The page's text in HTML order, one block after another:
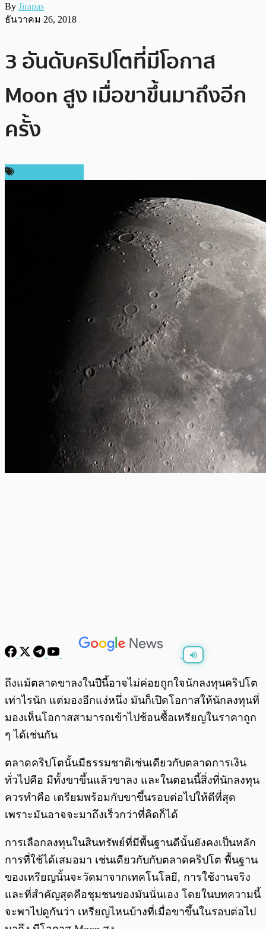
By Jirapas
ธันวาคม 26, 2018
3 อันดับคริปโตที่มีโอกาส
Moon สูง เมื่อขาขึ้นมาถึงอีก
ครั้ง
0:00
ถึงแม้ตลาดขาลงในปีนี้อาจไม่ค่อยถูกใจนักลงทุนคริปโต
เท่าไรนัก แต่มองอีกแง่หนึ่ง มันก็เปิดโอกาสให้นักลงทุนที่
มองเห็นโอกาสสามารถเข้าไปช้อนซื้อเหรียญในราคาถูก
ๆ ได้เช่นกัน
ตลาดคริปโตนั้นมีธรรมชาติเช่นเดียวกับตลาดการเงิน
ทั่วไปคือ มีทั้งขาขึ้นแล้วขาลง และในตอนนี้สิ่งที่นักลงทุน
ควรทำคือ เตรียมพร้อมกับขาขึ้นรอบต่อไปให้ดีที่สุด
เพราะมันอาจจะมาถึงเร็วกว่าที่คิดก็ได้
การเลือกลงทุนในสินทรัพย์ที่มีพื้นฐานดีนั้นยังคงเป็นหลัก
การที่ใช้ได้เสมอมา เช่นเดียวกับกับตลาดคริปโต พื้นฐาน
ของเหรียญนั้นจะวัดมาจากเทคโนโลยี, การใช้งานจริง
และที่สำคัญสุดคือชุมชนของมันนั่นเอง โดยในบทความนี้
จะพาไปดูกันว่า เหรียญไหนบ้างที่เมื่อขาขึ้นในรอบต่อไป